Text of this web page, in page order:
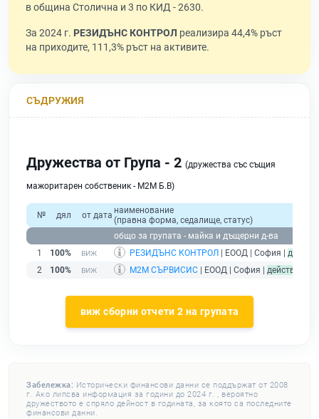
в община Столична и 3 по КИД - 2630.
За 2024 г. РЕЗИДЪНС КОНТРОЛ реализира 44,4% ръст
на приходите, 111,3% ръст на активите.
СЪДРУЖИЯ
Дружества от Група - 2 (дружества със същия
мажоритарен собственик - М2М Б.В)
№ дял от дата наименование
(правна форма, седалище, статус)
общо за групата - майка и дъщерни д-ва
1
100% РЕЗИДЪНС КОНТРОЛ | ЕООД | София |
2
100% М2М СЪРВИСИС | ЕООД | София | действащ
виж сборни отчети 2 на групата
Забележка: Исторически финансови данни се поддържат от 2008
г. Ако липсва информация за години до 2024 г. , вероятно
дружеството е спряло дейност в годината, за която са последните
финансови данни.